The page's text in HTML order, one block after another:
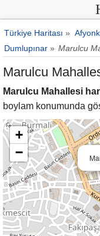
Türkiye Haritası »
Dumlupınar » Marulcu
Marulcu
Marulcu Mahallesi
boylam konumunda
+
−